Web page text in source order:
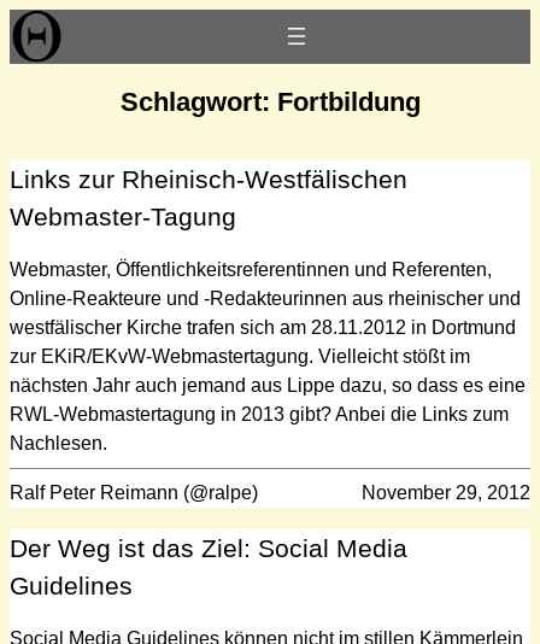
Zum
Inhalt
Schlagwort: Fortbildung
Links zur Rheinisch-Westfälischen
Webmaster-Tagung
Webmaster, Öffentlichkeitsreferentinnen und Referenten,
Online-Reakteure und -Redakteurinnen aus rheinischer und
westfälischer Kirche trafen sich am 28.11.2012 in Dortmund
zur EKiR/EKvW-Webmastertagung. Vielleicht stößt im
nächsten Jahr auch jemand aus Lippe dazu, so dass es eine
RWL-Webmastertagung in 2013 gibt? Anbei die Links zum
Nachlesen.
Ralf Peter Reimann (@ralpe) November 29, 2012
Der Weg ist das Ziel: Social Media
Guidelines
Social Media Guidelines können nicht im stillen Kämmerlein